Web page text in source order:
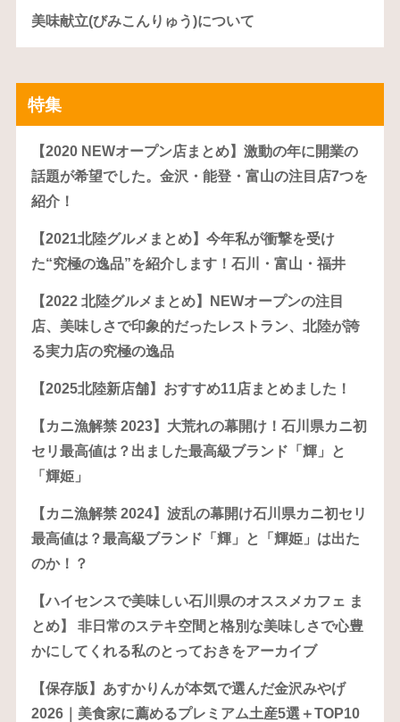
美味献立(びみこんりゅう)について
特集
【2020 NEWオープン店まとめ】激動の年に開業の
話題が希望でした。金沢・能登・富山の注目店7つを
紹介！
【2021北陸グルメまとめ】今年私が衝撃を受け
た“究極の逸品”を紹介します！石川・富山・福井
【2022 北陸グルメまとめ】NEWオープンの注目
店、美味しさで印象的だったレストラン、北陸が誇
る実力店の究極の逸品
【2025北陸新店舗】おすすめ11店まとめました！
【カニ漁解禁 2023】大荒れの幕開け！石川県カニ初
セリ最高値は？出ました最高級ブランド「輝」と
「輝姫」
【カニ漁解禁 2024】波乱の幕開け石川県カニ初セリ
最高値は？最高級ブランド「輝」と「輝姫」は出た
のか！？
【ハイセンスで美味しい石川県のオススメカフェ ま
とめ】 非日常のステキ空間と格別な美味しさで心豊
かにしてくれる私のとっておきをアーカイブ
【保存版】あすかりんが本気で選んだ金沢みやげ
2026｜美食家に薦めるプレミアム土産5選＋TOP10